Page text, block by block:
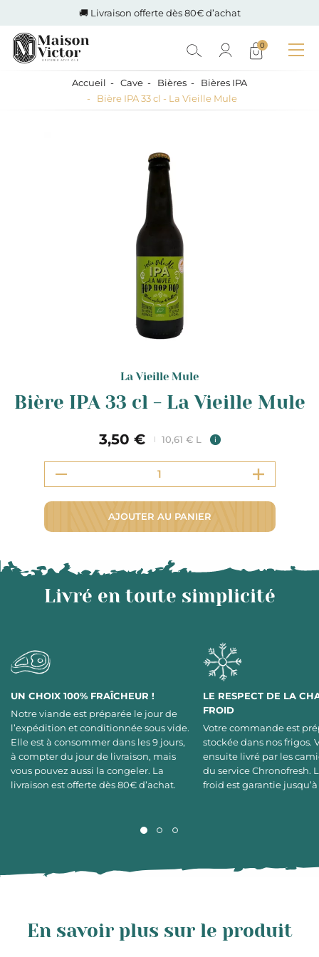
🚚 Livraison offerte dès 80€ d’achat
0
Accueil Cave Bières
Bières IPA
Bière IPA 33 cl - La Vieille Mule
La Vieille Mule
Bière IPA 33 cl - La Vieille Mule
3,50 € 10,61 € L i
AJOUTER AU PANIER
Livré en toute simplicité
UN CHOIX 100% FRAÎCHEUR !
Notre viande est préparée le jour de
l’expédition et conditionnée sous vide.
Elle est à consommer dans les 9 jours,
à compter du jour de livraison, mais
vous pouvez aussi la congeler. La
livraison est offerte dès 80€ d’achat.
LE RESPECT DE LA
FROID
Votre commande est
stockée dans nos frigos.
ensuite livré par les
du service Chronofresh.
froid est garantie
En savoir plus sur le produit